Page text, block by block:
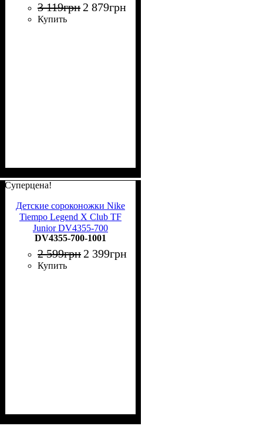
3 119грн 2 879грн
Купить
Суперцена!
Детские сороконожки Nike
Tiempo Legend X Club TF
Junior DV4355-700
DV4355-700-1001
2 599грн 2 399грн
Купить